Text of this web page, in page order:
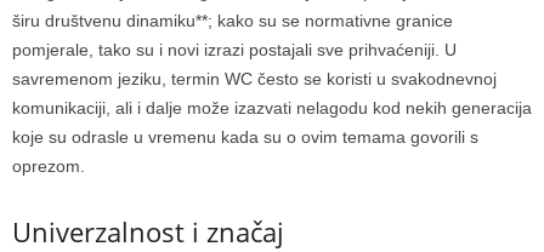
širu društvenu dinamiku**; kako su se normativne granice
pomjerale, tako su i novi izrazi postajali sve prihvaćeniji. U
savremenom jeziku, termin WC često se koristi u svakodnevnoj
komunikaciji, ali i dalje može izazvati nelagodu kod nekih generacija
koje su odrasle u vremenu kada su o ovim temama govorili s
oprezom.
Univerzalnost i značaj